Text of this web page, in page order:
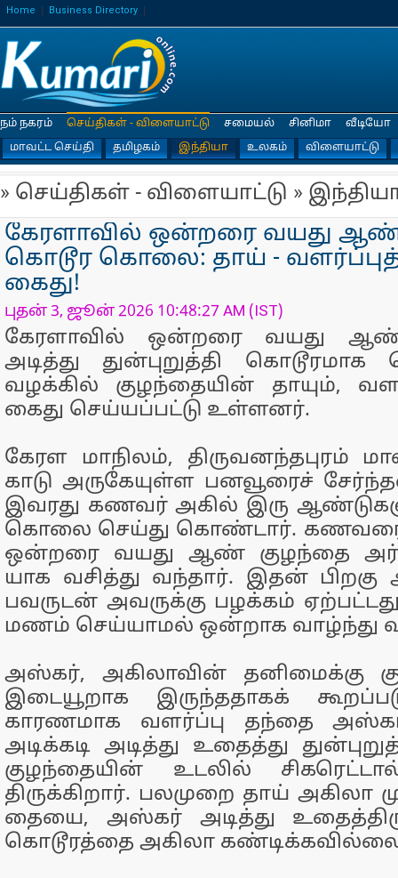
Home Business Directory
நம் நகரம்
செய்திகள் - விளையாட்டு
மாவட்ட செய்தி
தமிழகம் இந்தியா உலகம் விளையாட்டு
சமையல் சினிமா வீடியோ
» செய்திகள் - விளையாட்டு »
கேரளாவில் ஒன்றரை வயது
கொடூர கொலை: தாய் -
கைது!
புதன் 3, ஜூன் 2026 10:48:27 AM (IST)
கேரளாவில் ஒன்​றரை வயது
அடித்து துன்​புறுத்தி
வழக்கில் குழந்​தை​யின் தாயும்,
கைது செய்​யப்​பட்டு உள்​ளனர்.
கேரள மாநிலம், திருவனந்தபுரம்
காடு அருகே​யுள்ள பனவூரைச்
இவரது கணவர் அகில் இரு
கொலை செய்து கொண்டார். கணவரை
ஒன்​றரை வயது ஆண் குழந்தை
யாக வசித்து வந்​தார். இதன்
பவருடன் அவருக்கு பழக்​கம்
மணம் செய்​யாமல் ஒன்​றாக வாழ்ந்து
அஸ்​கர், அகிலா​வின் தனிமைக்கு
இடையூறாக இருந்​த​தாகக்
காரண​மாக வளர்ப்பு தந்தை
அடிக்​கடி அடித்து உதைத்து
குழந்​தை​யின் உடலில்
திருக்கிறார். பலமுறை தாய் அகிலா
தையை, அஸ்​கர் அடித்து
கொடூரத்தை அகிலா